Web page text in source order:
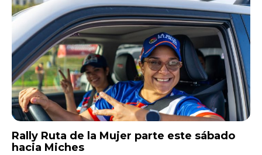
Rally Ruta de la Mujer parte este sábado
hacia Miches